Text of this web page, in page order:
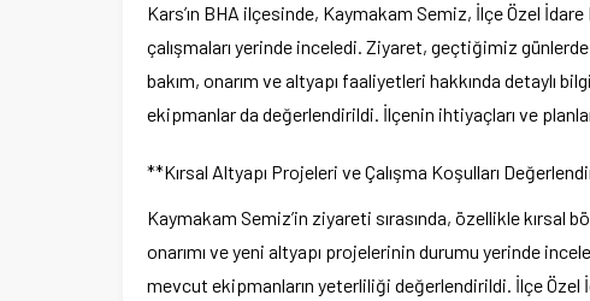
Kars’ın BHA ilçesinde, Kaymakam Semiz, İlçe Özel
çalışmaları yerinde inceledi. Ziyaret, geçtiğimiz
bakım, onarım ve altyapı faaliyetleri hakkında detaylı
ekipmanlar da değerlendirildi. İlçenin ihtiyaçları ve
**Kırsal Altyapı Projeleri ve Çalışma Koşulları
Kaymakam Semiz’in ziyareti sırasında, özellikle kırsal
onarımı ve yeni altyapı projelerinin durumu yerinde
mevcut ekipmanların yeterliliği değerlendirildi. İlçe Özel